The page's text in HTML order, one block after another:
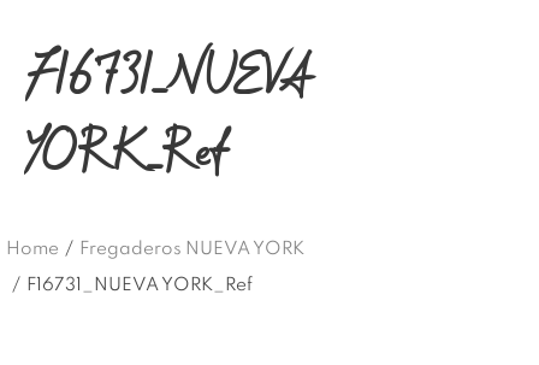
F16731_NUEVA
YORK_Ref
Home / Fregaderos NUEVA YORK
/ F16731_NUEVA YORK_Ref